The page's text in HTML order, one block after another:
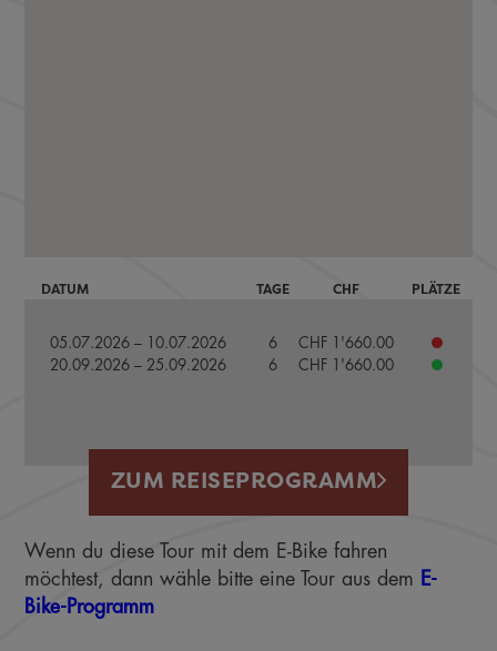
DATUM TAGE CHF PLÄTZE
05.07.2026 – 10.07.2026 6
CHF 1'660.00
20.09.2026 – 25.09.2026
6 CHF 1'660.00
ZUM REISEPROGRAMM
Wenn du diese Tour mit dem E-Bike fahren
möchtest, dann wähle bitte eine Tour aus dem E-
Bike-Programm